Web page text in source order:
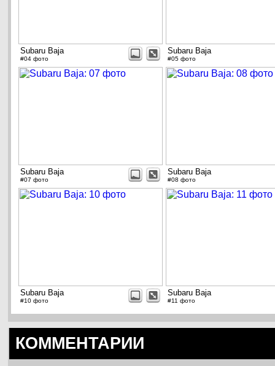
Subaru Baja
#04 фото
Subaru Baja
#05 фото
Subaru Baja
#07 фото
Subaru Baja
#08 фото
Subaru Baja
#10 фото
Subaru Baja
#11 фото
КОММЕНТАРИИ